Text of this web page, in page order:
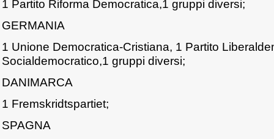
1 Partito Riforma Democratica,1 gruppi diversi;
GERMANIA
1 Unione Democratica-Cristiana, 1 Partito
Socialdemocratico,1 gruppi diversi;
DANIMARCA
1 Fremskridtspartiet;
SPAGNA